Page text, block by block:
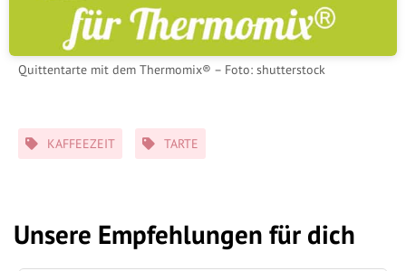
Quittentarte mit dem Thermomix® – Foto: shutterstock
Schlagwörter
KAFFEEZEIT TARTE
Unsere Empfehlungen für dich